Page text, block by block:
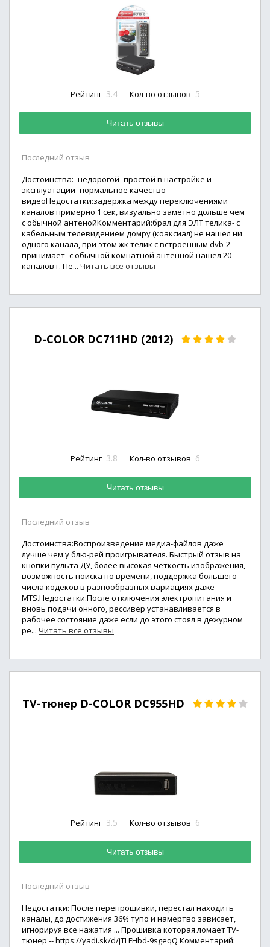
Рейтинг 3.4 Кол-во отзывов 5
Читать отзывы
Последний отзыв
Достоинства:- недорогой- простой в настройке и
эксплуатации- нормальное качество
видеоНедостатки:задержка между переключениями
каналов примерно 1 сек, визуально заметно дольше чем
с обычной антенойКомментарий:брал для ЭЛТ телика- с
кабельным телевидением домру (коаксиал) не нашел ни
одного канала, при этом жк телик с встроенным dvb-2
принимает- с обычной комнатной антенной нашел 20
каналов г. Пе... Читать все отзывы
D-COLOR DC711HD (2012)
Рейтинг 3.8 Кол-во отзывов 6
Читать отзывы
Последний отзыв
Достоинства:Воспроизведение медиа-файлов даже
лучше чем у блю-рей проигрывателя. Быстрый отзыв на
кнопки пульта ДУ, более высокая чёткость изображения,
возможность поиска по времени, поддержка большего
числа кодеков в разнообразных вариациях даже
MTS.Недостатки:После отключения электропитания и
вновь подачи онного, рессивер устанавливается в
рабочее состояние даже если до этого стоял в дежурном
ре... Читать все отзывы
TV-тюнер D-COLOR DC955HD
Рейтинг 3.5 Кол-во отзывов 6
Читать отзывы
Последний отзыв
Недостатки: После перепрошивки, перестал находить
каналы, до достижения 36% тупо и намертво зависает,
игнорируя все нажатия ... Прошивка которая ломает TV-
тюнер -- https://yadi.sk/d/jTLFHbd-9sgeqQ Комментарий: